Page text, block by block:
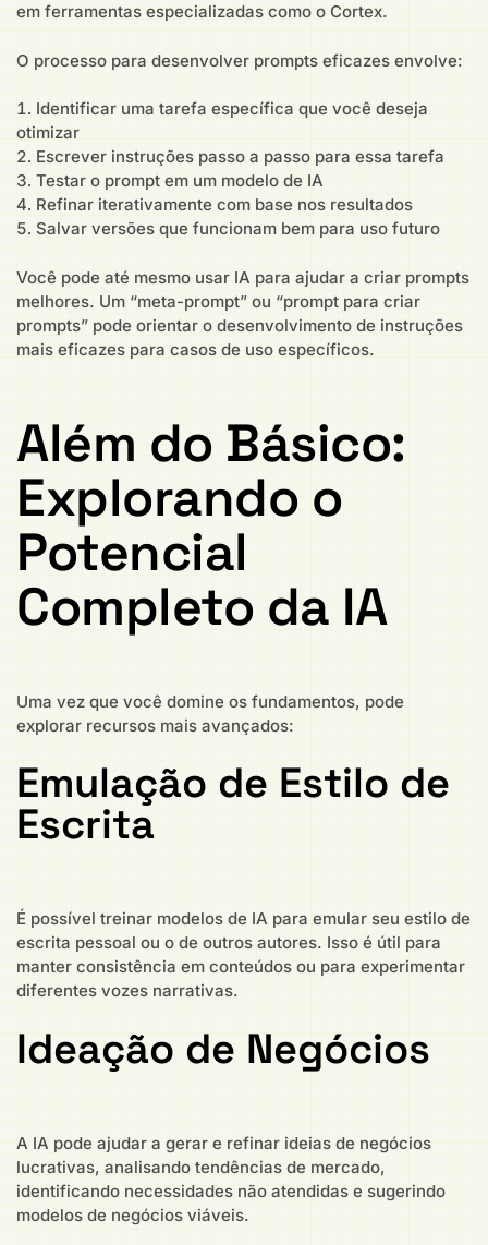
em ferramentas especializadas como o Cortex.
O processo para desenvolver prompts eficazes envolve:
Identificar uma tarefa específica que você deseja
otimizar
Escrever instruções passo a passo para essa tarefa
Testar o prompt em um modelo de IA
Refinar iterativamente com base nos resultados
Salvar versões que funcionam bem para uso futuro
Você pode até mesmo usar IA para ajudar a criar prompts
melhores. Um “meta-prompt” ou “prompt para criar
prompts” pode orientar o desenvolvimento de instruções
mais eficazes para casos de uso específicos.
Além do Básico:
Explorando o
Potencial
Completo da IA
Uma vez que você domine os fundamentos, pode
explorar recursos mais avançados:
Emulação de Estilo de
Escrita
É possível treinar modelos de IA para emular seu estilo de
escrita pessoal ou o de outros autores. Isso é útil para
manter consistência em conteúdos ou para experimentar
diferentes vozes narrativas.
Ideação de Negócios
A IA pode ajudar a gerar e refinar ideias de negócios
lucrativas, analisando tendências de mercado,
identificando necessidades não atendidas e sugerindo
modelos de negócios viáveis.